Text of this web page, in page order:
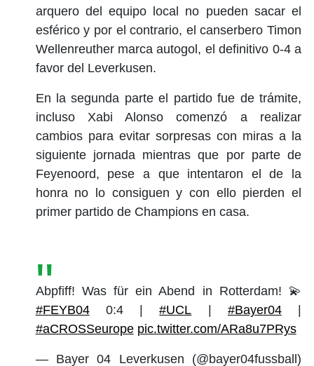
arquero del equipo local no pueden sacar el
esférico y por el contrario, el canserbero Timon
Wellenreuther marca autogol, el definitivo 0-4 a
favor del Leverkusen.
En la segunda parte el partido fue de trámite,
incluso Xabi Alonso comenzó a realizar
cambios para evitar sorpresas con miras a la
siguiente jornada mientras que por parte de
Feyenoord, pese a que intentaron el de la
honra no lo consiguen y con ello pierden el
primer partido de Champions en casa.
Abpfiff! Was für ein Abend in Rotterdam! 💫
#FEYB040:4 |#UCL | #Bayer04|
#aCROSSeurope pic.twitter.com/ARa8u7PRys
— Bayer 04 Leverkusen (@bayer04fussball)